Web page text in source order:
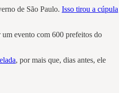
de São Paulo. Isso tirou a cúpula
evento com 600 prefeitos do
, por mais que, dias antes, ele